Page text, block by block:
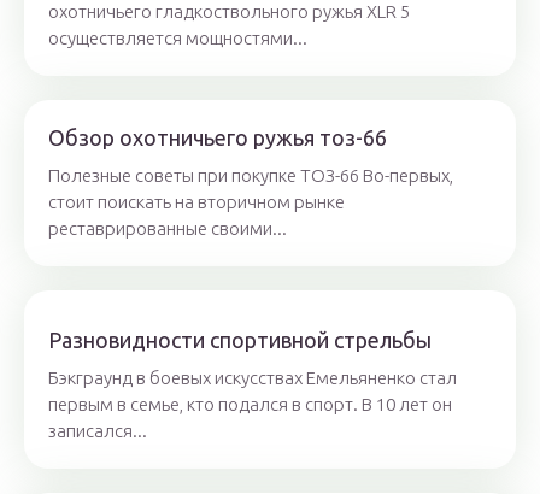
охотничьего гладкоствольного ружья XLR 5
осуществляется мощностями...
Обзор охотничьего ружья тоз-66
Полезные советы при покупке ТОЗ-66 Во-первых,
стоит поискать на вторичном рынке
реставрированные своими...
Разновидности спортивной стрельбы
Бэкграунд в боевых искусствах Емельяненко стал
первым в семье, кто подался в спорт. В 10 лет он
записался...